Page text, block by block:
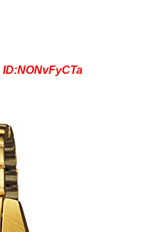
ID:NONvFyCTa